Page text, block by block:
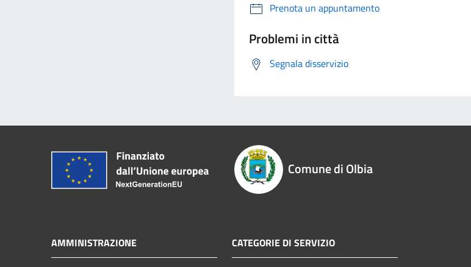
Prenota un appuntamento
Problemi in città
Segnala disservizio
Comune di Olbia
AMMINISTRAZIONE CATEGORIE DI SERVIZIO